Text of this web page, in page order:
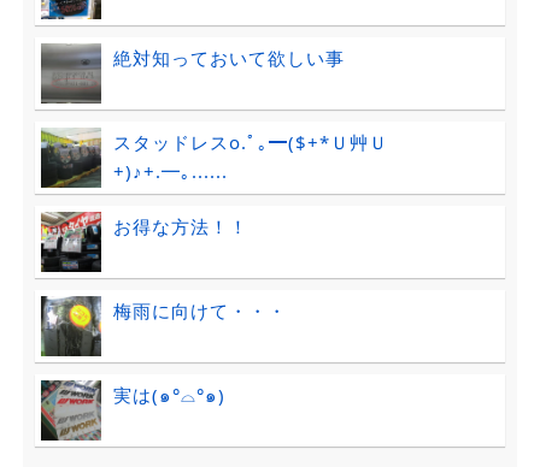
絶対知っておいて欲しい事
スタッドレスo.ﾟ｡━($+*Ｕ艸Ｕ
+)♪+.━｡......
お得な方法！！
梅雨に向けて・・・
実は(๑°⌓°๑)